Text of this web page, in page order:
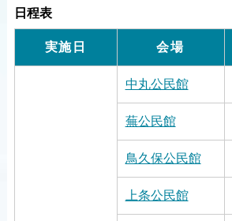
日程表
実施日 会場
中丸公民館
蕪公民館
鳥久保公民館
上条公民館